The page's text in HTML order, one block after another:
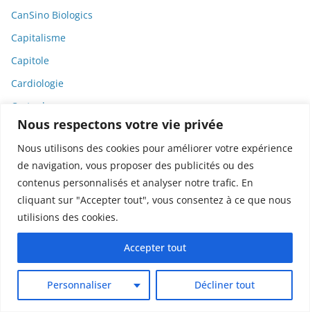
Nous respectons votre vie privée
Nous utilisons des cookies pour améliorer votre expérience
de navigation, vous proposer des publicités ou des
contenus personnalisés et analyser notre trafic. En
cliquant sur "Accepter tout", vous consentez à ce que nous
utilisions des cookies.
Personnaliser Décliner tout
Accepter tout
CanSino Biologics
Capitalisme
Capitole
Cardiologie
Carte de presse
Cassava Science
Casuistique
Catastrophe sanitaire
Catastrophes
CCIJP
Céline Dion